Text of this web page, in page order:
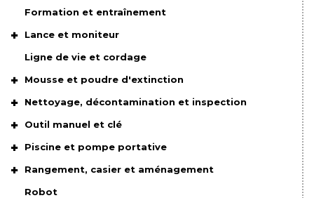
Formation et entraînement
Lance et moniteur
Ligne de vie et cordage
Mousse et poudre d'extinction
Nettoyage, décontamination et inspection
Outil manuel et clé
Piscine et pompe portative
Rangement, casier et aménagement
Robot